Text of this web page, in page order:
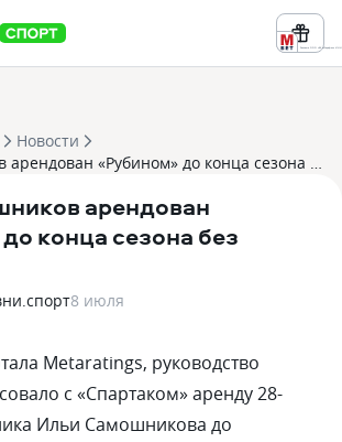
Реклама ООО «БК «Марафон» ИНН
Новости
Илья Самошников арендован «Рубином» до конца сезона без выкупа
арендован
конца сезона без
8 июля
Metaratings, руководство
с «Спартаком» аренду 28-
Ильи Самошникова до